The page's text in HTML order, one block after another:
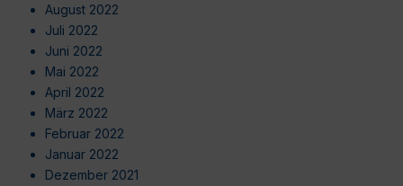
August 2022
Juli 2022
Juni 2022
Mai 2022
April 2022
März 2022
Februar 2022
Januar 2022
Dezember 2021